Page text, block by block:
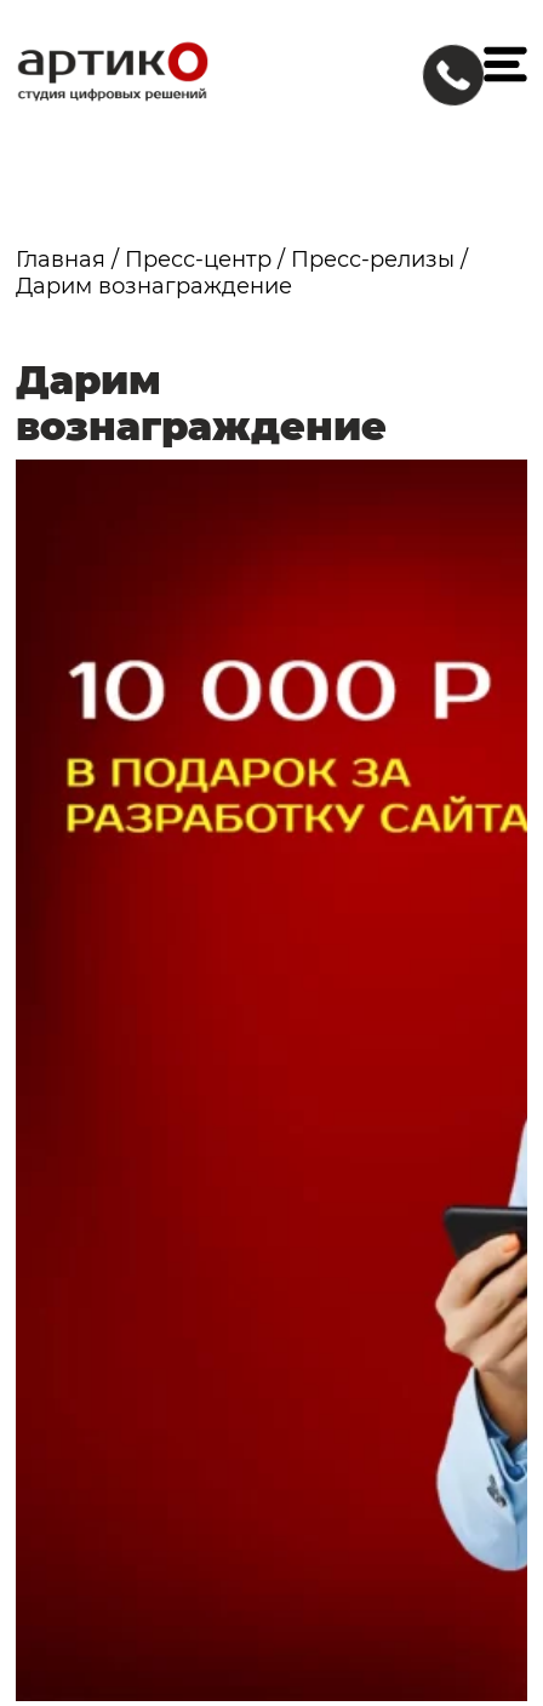
Главная / Пресс-центр / Пресс-релизы /
Дарим вознаграждение
Дарим
вознаграждение